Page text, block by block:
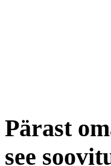
Pärast
see